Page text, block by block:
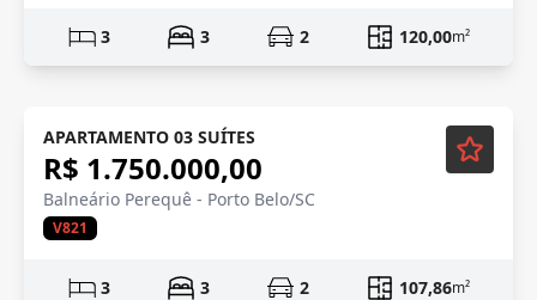
3 3 2 120,00m²
Em Construção
APARTAMENTO 03 SUÍTES
R$ 1.750.000,00
Balneário Perequê - Porto Belo/SC
V821
3 3 2 107,86m²